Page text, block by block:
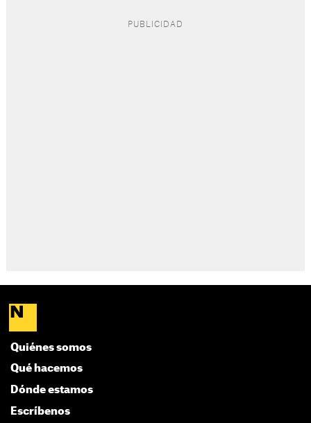
Quiénes somos
Qué hacemos
Dónde estamos
Escríbenos